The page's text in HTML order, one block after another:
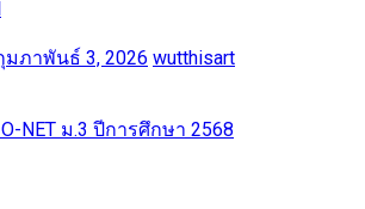
มภาพันธ์ 3, 2026 wutthisart